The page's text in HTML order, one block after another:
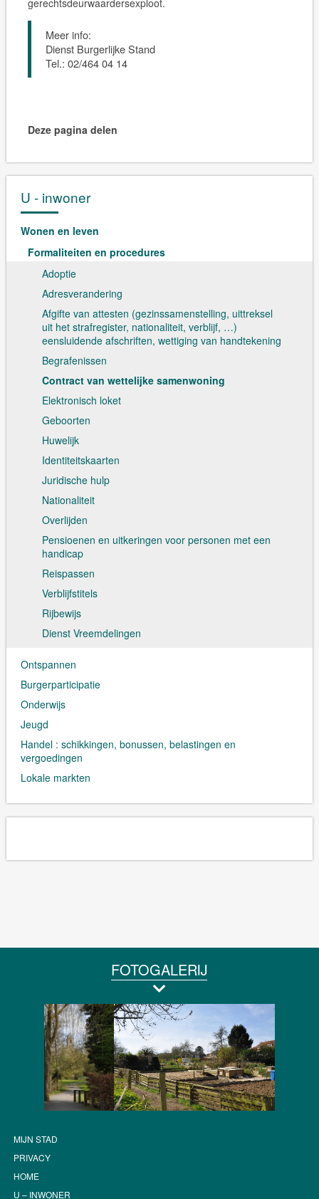
gerechtsdeurwaardersexploot.
Meer info:
Dienst Burgerlijke Stand
Tel.: 02/464 04 14
Deze pagina delen
U - inwoner
Wonen en leven
Formaliteiten en procedures
Adoptie
Adresverandering
Afgifte van attesten (gezinssamenstelling, uittreksel
uit het strafregister, nationaliteit, verblijf, …)
eensluidende afschriften, wettiging van handtekening
Begrafenissen
Contract van wettelijke samenwoning
Elektronisch loket
Geboorten
Huwelijk
Identiteitskaarten
Juridische hulp
Nationaliteit
Overlijden
Pensioenen en uitkeringen voor personen met een
handicap
Reispassen
Verblijfstitels
Rijbewijs
Dienst Vreemdelingen
Ontspannen
Burgerparticipatie
Onderwijs
Jeugd
Handel : schikkingen, bonussen, belastingen en
vergoedingen
Lokale markten
FOTOGALERIJ
MIJN STAD
PRIVACY
HOME
U – INWONER